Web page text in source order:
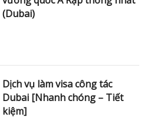
(Dubai)
Dịch vụ làm visa công tác
Dubai [Nhanh chóng – Tiết
kiệm]